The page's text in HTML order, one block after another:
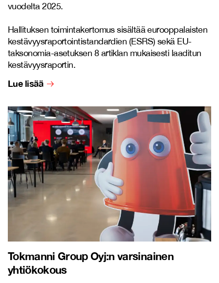
vuodelta 2025.
Hallituksen toimintakertomus sisältää eurooppalaisten
kestävyysraportointistandardien (ESRS) sekä EU-
taksonomia-asetuksen 8 artiklan mukaisesti laaditun
kestävyysraportin.
Lue lisää
Tokmanni Group Oyj:n varsinainen
yhtiökokous